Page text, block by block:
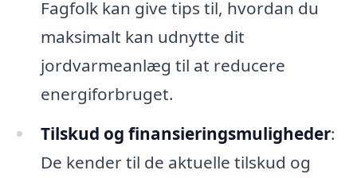
Fagfolk kan give tips til, hvordan du
maksimalt kan udnytte dit
jordvarmeanlæg til at reducere
energiforbruget.
Tilskud og finansieringsmuligheder:
De kender til de aktuelle tilskud og